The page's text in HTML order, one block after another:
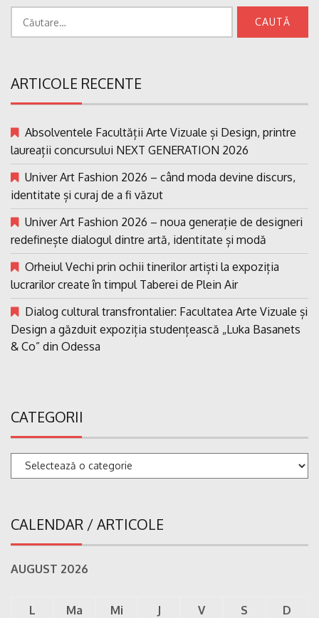
ARTICOLE RECENTE
Absolventele Facultății Arte Vizuale și Design, printre
laureații concursului NEXT GENERATION 2026
Univer Art Fashion 2026 – când moda devine discurs,
identitate și curaj de a fi văzut
Univer Art Fashion 2026 – noua generație de designeri
redefinește dialogul dintre artă, identitate și modă
Orheiul Vechi prin ochii tinerilor artiști la expoziția
lucrarilor create în timpul Taberei de Plein Air
Dialog cultural transfrontalier: Facultatea Arte Vizuale și
Design a găzduit expoziția studențească „Luka Basanets
& Co” din Odessa
CATEGORII
Categorii
CALENDAR / ARTICOLE
AUGUST 2026
L Ma Mi J V S
D